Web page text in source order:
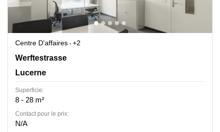
Centre D'affaires
+2
Werftestrasse 4, Lucerne
Werftestrasse
Lucerne
Superficie:
8 - 28 m²
Contact pour le prix:
N/A